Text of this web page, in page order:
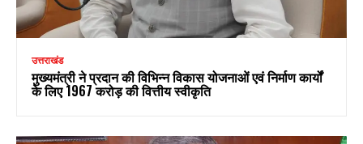
उत्तराखंड
मुख्यमंत्री ने प्रदान की विभिन्न विकास योजनाओं एवं निर्माण कार्यों
के लिए ₹1967 करोड़ की वित्तीय स्वीकृति